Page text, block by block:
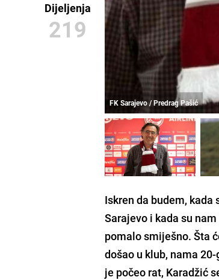
Dijeljenja
219
FK Sarajevo / Predrag Pašić
Iskren da budem, kada
Sarajevo i kada su
pomalo smiješno. Šta
došao u klub, nama
je počeo rat, Karadžić